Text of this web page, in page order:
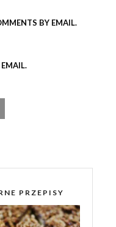
BY EMAIL.
PRZEPISY